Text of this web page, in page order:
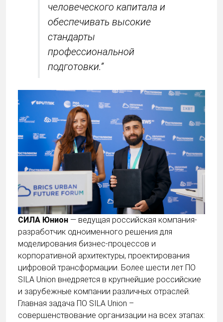
человеческого капитала и
обеспечивать высокие
стандарты
профессиональной
подготовки.”
СИЛА Юнион — ведущая российская компания-
разработчик одноименного решения для
моделирования бизнес-процессов и
корпоративной архитектуры, проектирования
цифровой трансформации. Более шести лет ПО
SILA Union внедряется в крупнейшие российские
и зарубежные компании различных отраслей.
Главная задача ПО SILA Union –
совершенствование организации на всех этапах: